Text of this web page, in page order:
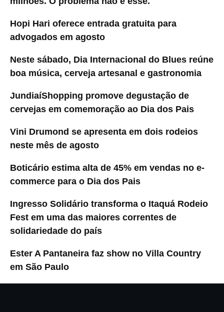
Hopi Hari oferece entrada gratuita para
advogados em agosto
Neste sábado, Dia Internacional do Blues reúne
boa música, cerveja artesanal e gastronomia
JundiaíShopping promove degustação de
cervejas em comemoração ao Dia dos Pais
Vini Drumond se apresenta em dois rodeios
neste mês de agosto
Boticário estima alta de 45% em vendas no e-
commerce para o Dia dos Pais
Ingresso Solidário transforma o Itaquá Rodeio
Fest em uma das maiores correntes de
solidariedade do país
Ester A Pantaneira faz show no Villa Country
em São Paulo